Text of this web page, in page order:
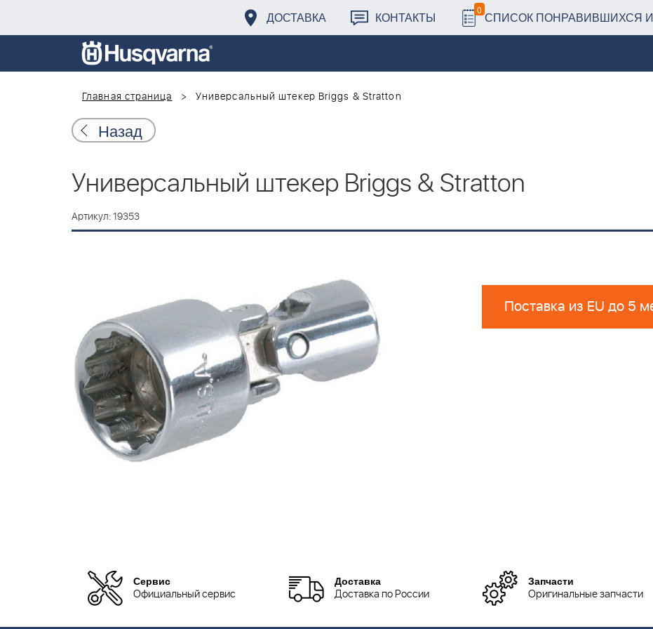
ДОСТАВКА КОНТАКТЫ 0 СПИСОК ПОНРАВИВШИХСЯ
Главная страница
Универсальный штекер Briggs & Stratton
Назад
Универсальный штекер Briggs & Stratton
Артикул: 19353
Поставка из EU до 5
Сервис
Официальный сервис
Доставка
Доставка по России
Запчасти
Оригинальные запчасти